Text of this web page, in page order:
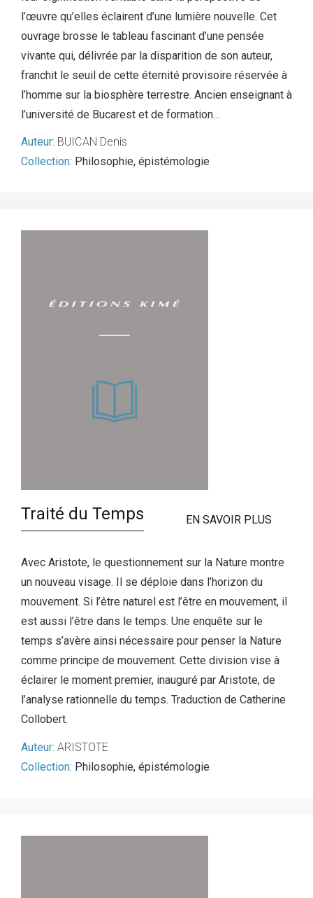
l’œuvre qu’elles éclairent d’une lumière nouvelle. Cet
ouvrage brosse le tableau fascinant d’une pensée
vivante qui, délivrée par la disparition de son auteur,
franchit le seuil de cette éternité provisoire réservée à
l’homme sur la biosphère terrestre. Ancien enseignant à
l’université de Bucarest et de formation…
Auteur: BUICAN Denis
Collection: Philosophie, épistémologie
Traité du Temps EN SAVOIR PLUS
Avec Aristote, le questionnement sur la Nature montre
un nouveau visage. Il se déploie dans l’horizon du
mouvement. Si l’être naturel est l’être en mouvement, il
est aussi l’être dans le temps. Une enquête sur le
temps s’avère ainsi nécessaire pour penser la Nature
comme principe de mouvement. Cette division vise à
éclairer le moment premier, inauguré par Aristote, de
l’analyse rationnelle du temps. Traduction de Catherine
Collobert.
Auteur: ARISTOTE
Collection: Philosophie, épistémologie